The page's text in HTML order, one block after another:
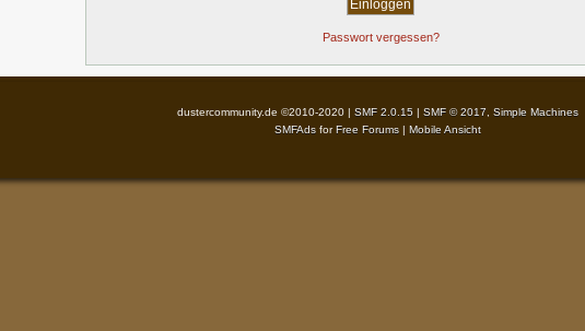
Passwort vergessen?
dustercommunity.de ©2010-2020 | SMF 2.0.15 | SMF © 2017
Simple Machines
SMFAds forFree Forums | Mobile Ansicht